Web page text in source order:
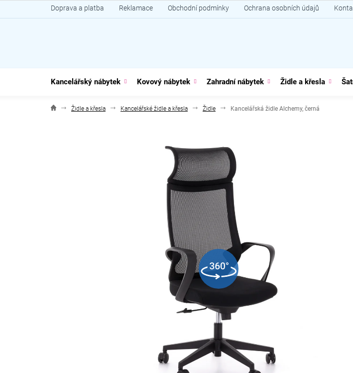
na
Doprava a platba Reklamace Obchodní podmínky Ochrana osobních údajů
Kancelářský nábytek Kovový nábytek Zahradní nábytek Židle a křesla
Židle a křesla Kancelářské židle a křesla Židle Kancelářská židle Alchemy, černá